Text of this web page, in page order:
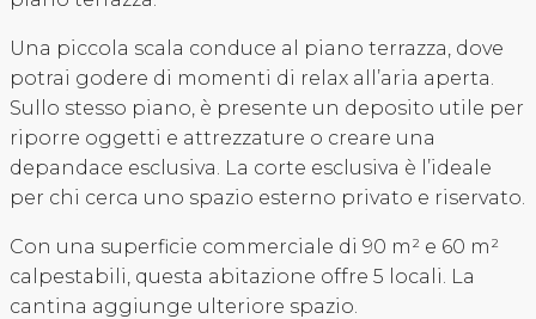
Una piccola scala conduce al piano terrazza, dove
potrai godere di momenti di relax all’aria aperta.
Sullo stesso piano, è presente un deposito utile per
riporre oggetti e attrezzature o creare una
depandace esclusiva. La corte esclusiva è l’ideale
per chi cerca uno spazio esterno privato e riservato.
Con una superficie commerciale di 90 m² e 60 m²
calpestabili, questa abitazione offre 5 locali. La
cantina aggiunge ulteriore spazio.